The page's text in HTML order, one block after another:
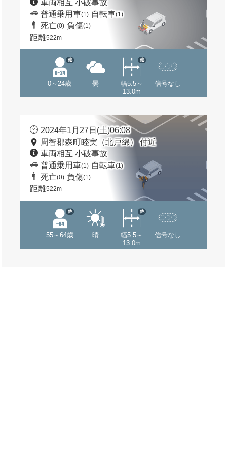
車両相互 小破事故
普通乗用車(1) 自転車(1)
死亡(0) 負傷(1)
距離522m
0～24歳
他
曇
幅5.5～
13.0m
他
信号なし
2024年1月27日(土)06:08
周智郡森町睦実（北戸綿） 付近
車両相互 小破事故
普通乗用車(1) 自転車(1)
死亡(0) 負傷(1)
距離522m
55～64歳
他
晴
幅5.5～
13.0m
他
信号なし